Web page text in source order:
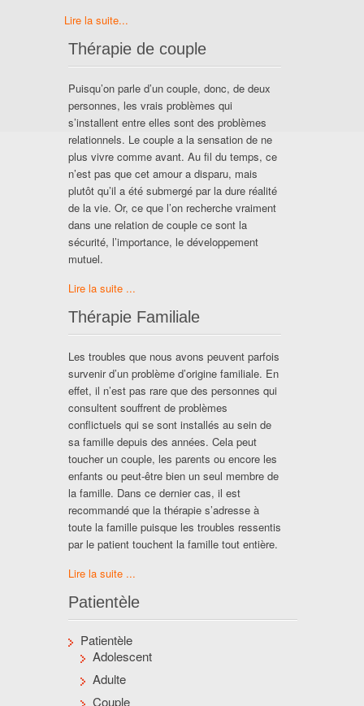
Lire la suite...
Thérapie de couple
Puisqu’on parle d’un couple, donc, de deux
personnes, les vrais problèmes qui
s’installent entre elles sont des problèmes
relationnels. Le couple a la sensation de ne
plus vivre comme avant. Au fil du temps, ce
n’est pas que cet amour a disparu, mais
plutôt qu’il a été submergé par la dure réalité
de la vie. Or, ce que l’on recherche vraiment
dans une relation de couple ce sont la
sécurité, l’importance, le développement
mutuel.
Lire la suite ...
Thérapie Familiale
Les troubles que nous avons peuvent parfois
survenir d’un problème d’origine familiale. En
effet, il n’est pas rare que des personnes qui
consultent souffrent de problèmes
conflictuels qui se sont installés au sein de
sa famille depuis des années. Cela peut
toucher un couple, les parents ou encore les
enfants ou peut-être bien un seul membre de
la famille. Dans ce dernier cas, il est
recommandé que la thérapie s’adresse à
toute la famille puisque les troubles ressentis
par le patient touchent la famille tout entière.
Lire la suite ...
Patientèle
Patientèle
Adolescent
Adulte
Couple